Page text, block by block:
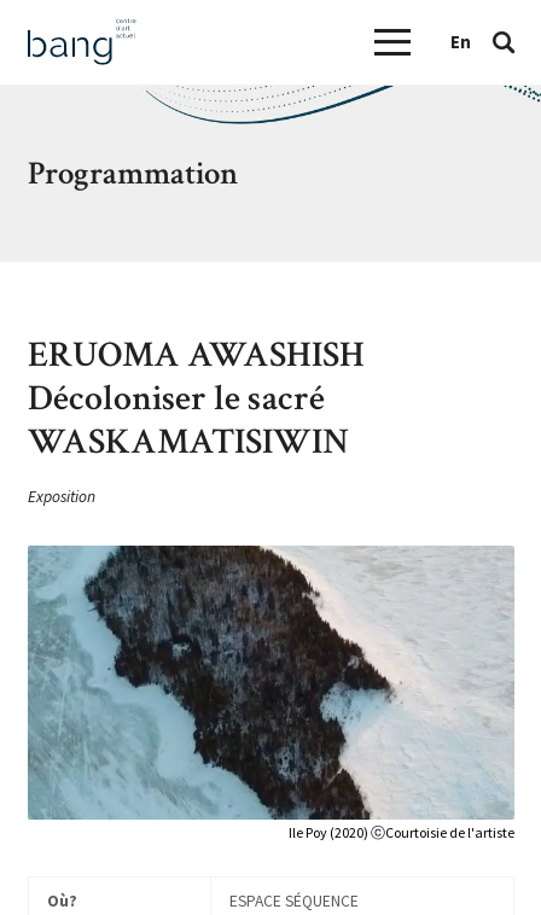
En
Programmation
ERUOMA AWASHISH
Décoloniser le sacré
WASKAMATISIWIN
Exposition
Ile Poy (2020) ⓒCourtoisie de l'artiste
Où? ESPACE SÉQUENCE